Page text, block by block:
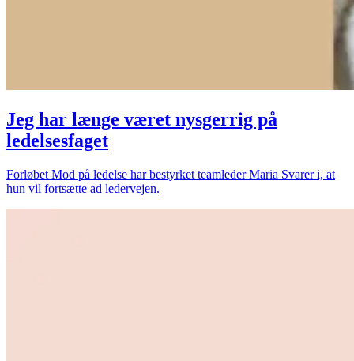
Jeg har længe været nysgerrig på
ledelsesfaget
Forløbet Mod på ledelse har bestyrket teamleder Maria Svarer i, at
hun vil fortsætte ad ledervejen.